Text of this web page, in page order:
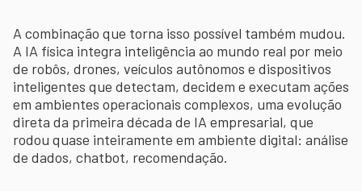
A combinação que torna isso possível também mudou.
A IA física integra inteligência ao mundo real por meio
de robôs, drones, veículos autônomos e dispositivos
inteligentes que detectam, decidem e executam ações
em ambientes operacionais complexos, uma evolução
direta da primeira década de IA empresarial, que
rodou quase inteiramente em ambiente digital: análise
de dados, chatbot, recomendação.